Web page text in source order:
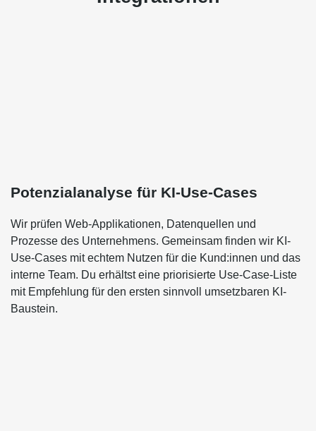
Potenzialanalyse für KI-Use-Cases
Wir prüfen Web-Applikationen, Datenquellen und
Prozesse des Unternehmens. Gemeinsam finden wir KI-
Use-Cases mit echtem Nutzen für die Kund:innen und das
interne Team. Du erhältst eine priorisierte Use-Case-Liste
mit Empfehlung für den ersten sinnvoll umsetzbaren KI-
Baustein.